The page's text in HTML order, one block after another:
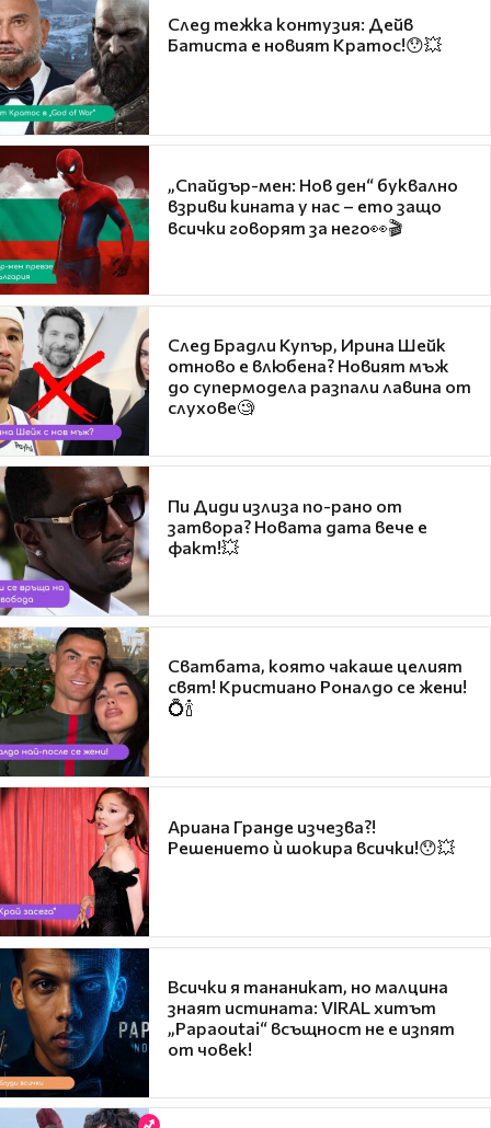
След тежка контузия: Дейв
Батиста е новият Кратос!😯💥
„Спайдър-мен: Нов ден“ буквално
взриви кината у нас – ето защо
всички говорят за него👀🎬
След Брадли Купър, Ирина Шейк
отново е влюбена? Новият мъж
до супермодела разпали лавина от
слухове🧐
Пи Диди излиза по-рано от
затвора? Новата дата вече е
факт!💥
Сватбата, която чакаше целият
свят! Кристиано Роналдо се жени!
💍🍾
Ариана Гранде изчезва?!
Решението ѝ шокира всички!😯💥
Всички я тананикат, но малцина
знаят истината: VIRAL хитът
„Papaoutai“ всъщност не е изпят
от човек!